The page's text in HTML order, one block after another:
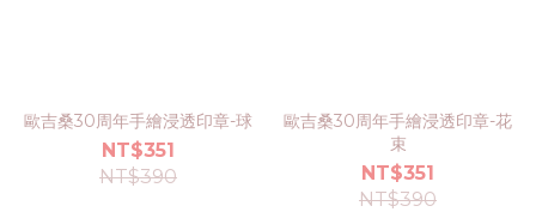
歐吉桑30周年手繪浸透印章-球
NT$351
NT$390
歐吉桑30周年手繪浸透印章-花
束
NT$351
NT$390